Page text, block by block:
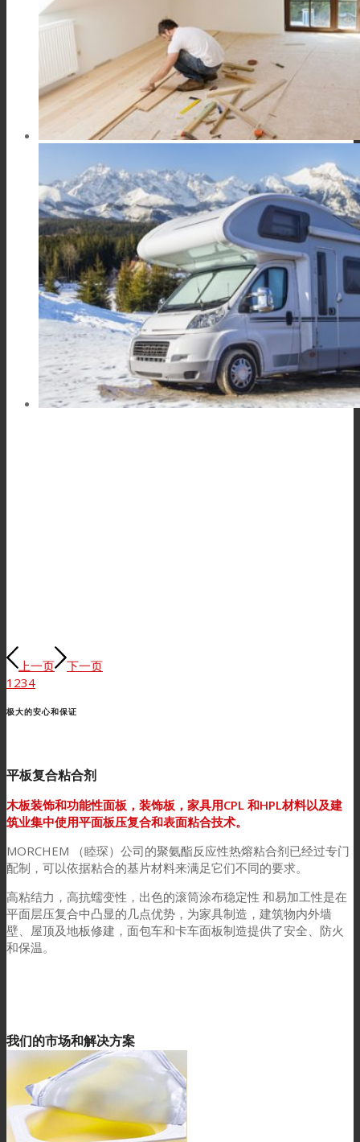
上一页
下一页
1 234
极大的安心和保证
平板复合粘合剂
木板装饰和功能性面板，装饰板，家具用CPL 和HPL材料以及建
筑业集中使用平面板压复合和表面粘合技术。
MORCHEM （睦琛）公司的聚氨酯反应性热熔粘合剂已经过专门
配制，可以依据粘合的基片材料来满足它们不同的要求。
高粘结力，高抗蠕变性，出色的滚筒涂布稳定性 和易加工性是在
平面层压复合中凸显的几点优势，为家具制造，建筑物内外墙
壁、屋顶及地板修建，面包车和卡车面板制造提供了安全、防火
和保温。
我们的市场和解决方案